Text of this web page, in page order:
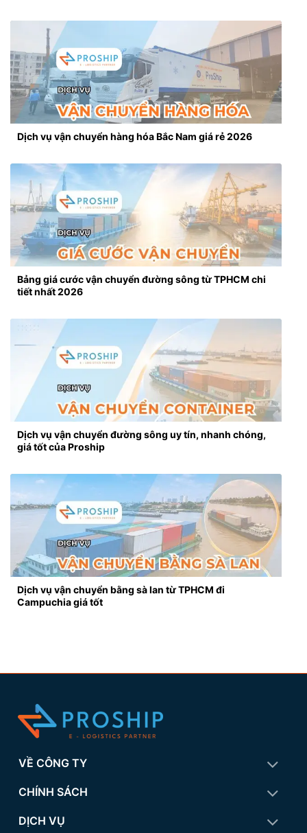
Dịch vụ vận chuyển hàng hóa Bắc Nam giá rẻ 2026
Bảng giá cước vận chuyển đường sông từ TPHCM chi
tiết nhất 2026
Dịch vụ vận chuyển đường sông uy tín, nhanh chóng,
giá tốt của Proship
Dịch vụ vận chuyển bằng sà lan từ TPHCM đi
Campuchia giá tốt
VỀ CÔNG TY
CHÍNH SÁCH
DỊCH VỤ